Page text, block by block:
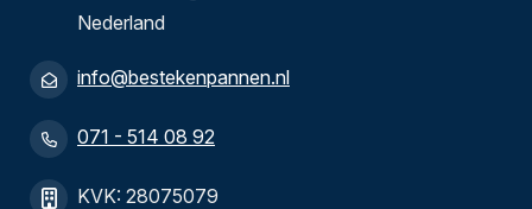
Nederland
info@bestekenpannen.nl
071 - 514 08 92
KVK: 28075079